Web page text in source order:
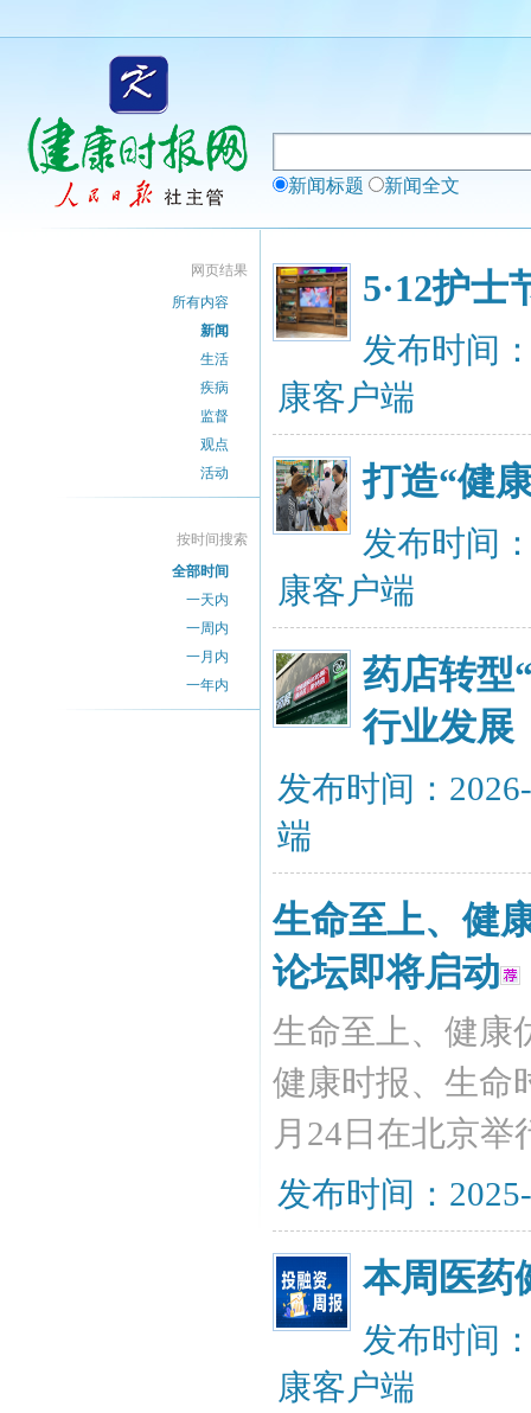
新闻标题 新闻全文
网页结果
所有内容
新闻
生活
疾病
监督
观点
活动
按时间搜索
全部时间
一天内
一周内
一月内
一年内
5·12护
发布时间
康客户端
打造“健
发布时间
康客户端
药店转型
行业发展
发布时间：
端
生命至上、健
论坛即将启动
生命至上、健康
健康时报、生命
月24日在北京举
发布时间：
本周医药
发布时间
康客户端